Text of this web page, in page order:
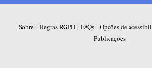
Sobre | Regras RGPD| FAQs| Opções de
Publicações